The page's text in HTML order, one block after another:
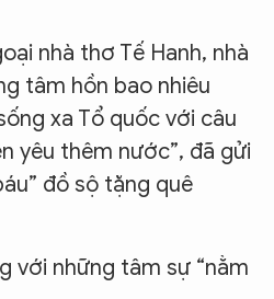
nhà thơ Tế Hanh, nhà
tâm hồn bao nhiêu
xa Tổ quốc với câu
yêu thêm nước”, đã gửi
đồ sộ tặng quê
với những tâm sự “nằm